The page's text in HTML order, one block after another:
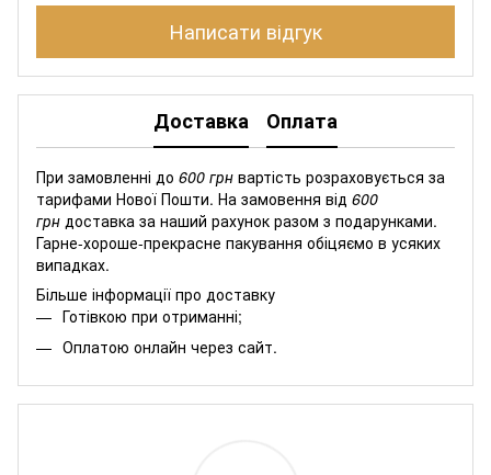
Написати відгук
Доставка Оплата
При замовленні до 600 грн вартість розраховується за
тарифами Нової Пошти. На замовення від 600
грн доставка за наший рахунок разом з подарунками.
Гарне-хороше-прекрасне пакування обіцяємо в усяких
випадках.
Більше інформації про доставку
Готівкою при отриманні;
Оплатою онлайн через сайт.